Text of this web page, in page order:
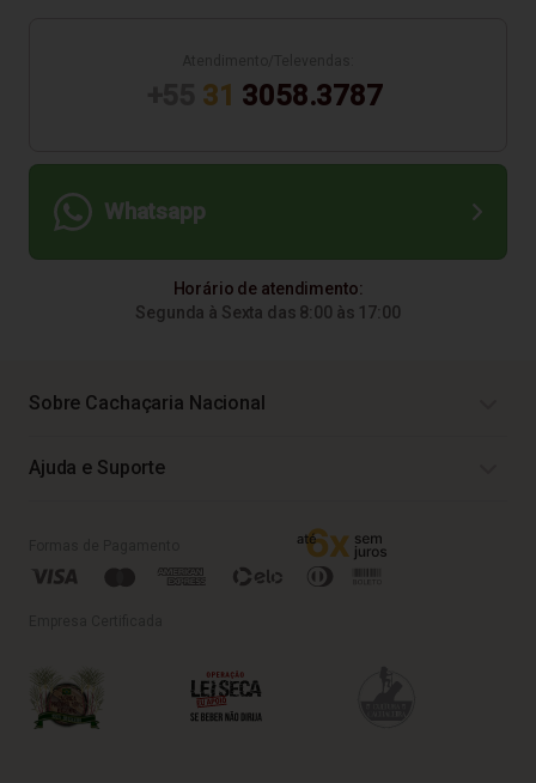
31 3058.3787
Whatsapp
Horário de atendimento:
Segunda à Sexta das 8:00 às 17:00
Sobre Cachaçaria Nacional
Ajuda e Suporte